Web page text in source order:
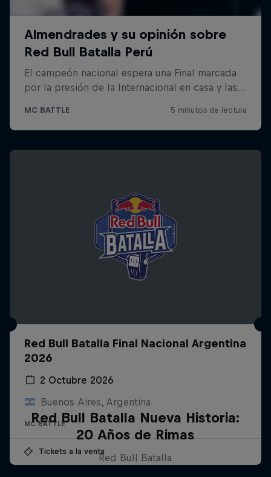
Red Bull Batalla Final Nacional Argentina
2026
2 Octubre 2026
Buenos Aires, Argentina
MC BATTLE
Tickets a la venta
Red Bull Batalla Nueva Historia:
20 Años de Rimas
Red Bull Batalla